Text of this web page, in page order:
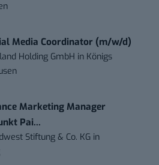
Media Coordinator (m/w/d)
Holding GmbH in Königs
Marketing Manager
Pai...
Stiftung & Co. KG in